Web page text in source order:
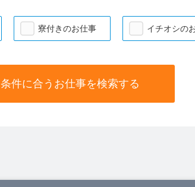
寮付きのお仕事 イチオシの
条件に合うお仕事を検索する